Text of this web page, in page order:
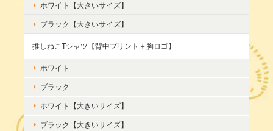
ホワイト【大きいサイズ】
ブラック【大きいサイズ】
推しねこTシャツ【背中プリント＋胸ロゴ】
ホワイト
ブラック
ホワイト【大きいサイズ】
ブラック【大きいサイズ】